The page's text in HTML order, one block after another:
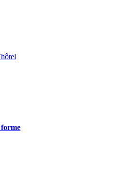
forme